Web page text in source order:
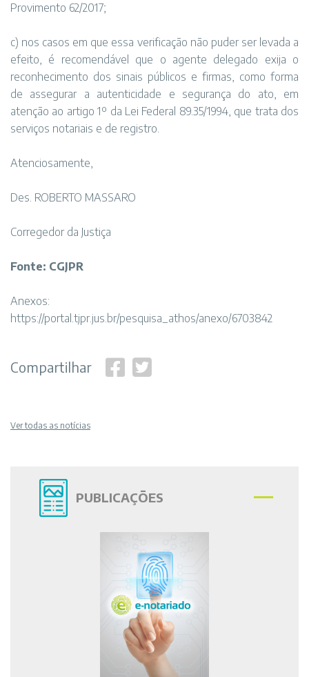
Provimento 62/2017;
c) nos casos em que essa verificação não puder ser levada a
efeito, é recomendável que o agente delegado exija o
reconhecimento dos sinais públicos e firmas, como forma
de assegurar a autenticidade e segurança do ato, em
atenção ao artigo 1º da Lei Federal 89.35/1994, que trata dos
serviços notariais e de registro.
Atenciosamente,
Des. ROBERTO MASSARO
Corregedor da Justiça
Fonte: CGJPR
Anexos:
https://portal.tjpr.jus.br/pesquisa_athos/anexo/6703842
Compartilhar
Ver todas as notícias
PUBLICAÇÕES